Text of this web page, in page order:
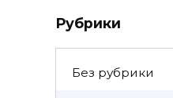
Рубрики
Без рубрики